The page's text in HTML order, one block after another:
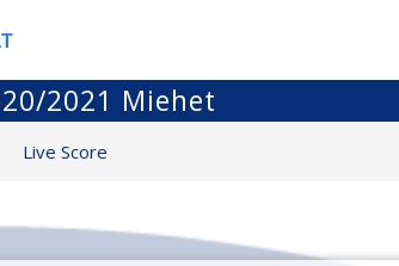
2021 Miehet
Live Score